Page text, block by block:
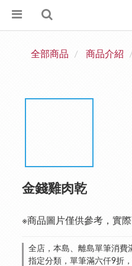
全部商品 商品介紹
金錢雞肉乾
※商品圖片僅供參考，實
全店，本島、離島單筆消費
指定分類，單筆滿六仟9折